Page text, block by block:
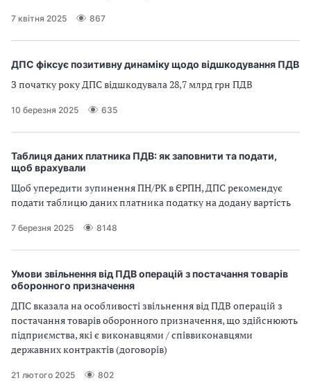
7 квітня 2025 867
ДПС фіксує позитивну динаміку щодо відшкодування ПДВ
З початку року ДПС відшкодувала 28,7 млрд грн ПДВ
10 березня 2025 635
Таблиця даних платника ПДВ: як заповнити та подати,
щоб врахували
Щоб упередити зупинення ПН/РК в ЄРПН, ДПС рекомендує
подати таблицю даних платника податку на додану вартість
7 березня 2025 8148
Умови звільнення від ПДB операцій з постачання товарів
оборонного призначення
ДПС вказала на особливості звільнення від ПДB операцій з
постачання товарів оборонного призначення, що здійснюють
підприємства, які є виконавцями / співвиконавцями
державних контрактів (договорів)
21 лютого 2025 802